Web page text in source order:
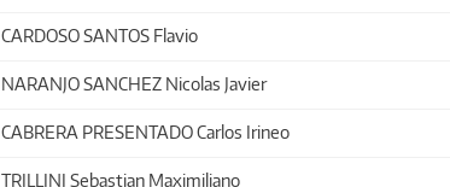
CARDOSO SANTOS Flavio
NARANJO SANCHEZ Nicolas Javier
CABRERA PRESENTADO Carlos Irineo
TRILLINI Sebastian Maximiliano